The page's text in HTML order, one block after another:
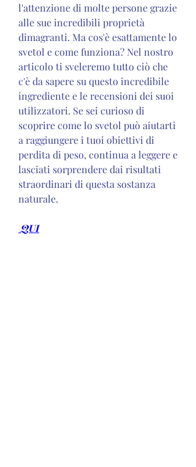
l'attenzione di molte persone grazie
alle sue incredibili proprietà
dimagranti. Ma cos'è esattamente lo
svetol e come funziona? Nel nostro
articolo ti sveleremo tutto ciò che
c'è da sapere su questo incredibile
ingrediente e le recensioni dei suoi
utilizzatori. Se sei curioso di
scoprire come lo svetol può aiutarti
a raggiungere i tuoi obiettivi di
perdita di peso, continua a leggere e
lasciati sorprendere dai risultati
straordinari di questa sostanza
naturale.
QUI